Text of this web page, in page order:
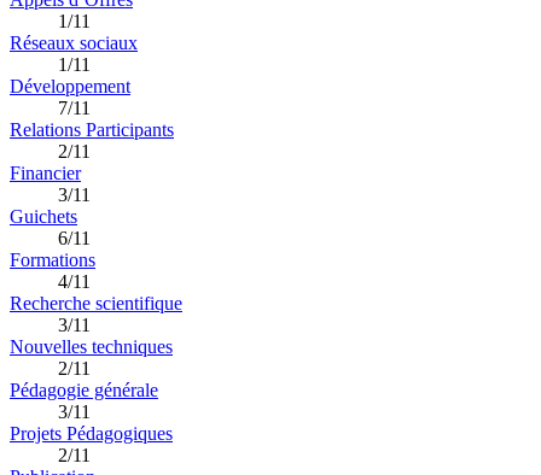
1/11
Réseaux sociaux
1/11
Développement
7/11
Relations Participants
2/11
Financier
3/11
Guichets
6/11
Formations
4/11
Recherche scientifique
3/11
Nouvelles techniques
2/11
Pédagogie générale
3/11
Projets Pédagogiques
2/11